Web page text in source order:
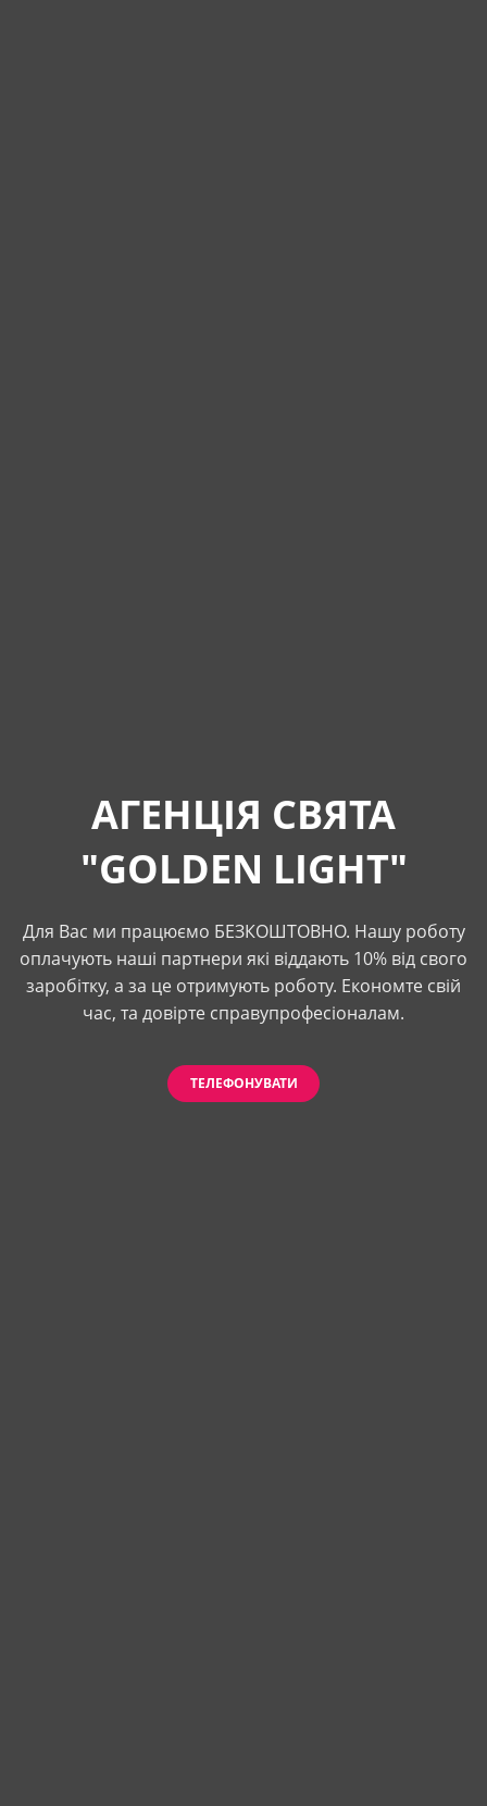
АГЕНЦІЯ СВЯТА
"GOLDEN LIGHT"
Для Вас ми працюємо БЕЗКОШТОВНО. Нашу роботу
оплачують наші партнери які віддають 10% від свого
заробітку, а за це отримують роботу. Економте свій
час, та довірте справупрофесіоналам.
ТЕЛЕФОНУВАТИ